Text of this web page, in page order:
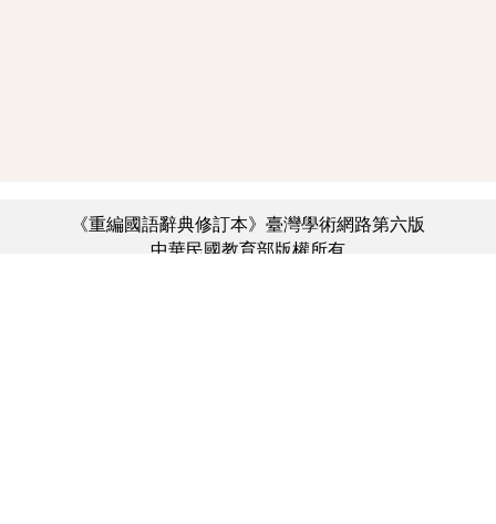
《重編國語辭典修訂本》臺灣學術網路第六版
中華民國教育部版權所有